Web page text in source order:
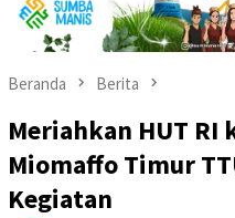
Beranda Berita
Meriahkan HUT RI
Miomaffo Timur
Kegiatan